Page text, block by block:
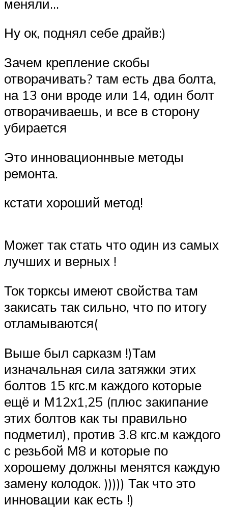
Меню
меняли…
Ну ок, поднял себе драйв:)
Зачем крепление скобы
отворачивать? там есть два болта,
на 13 они вроде или 14, один болт
отворачиваешь, и все в сторону
убирается
Это инновационнвые методы
ремонта.
кстати хороший метод!
Может так стать что один из самых
лучших и верных !
Ток торксы имеют свойства там
закисать так сильно, что по итогу
отламываются(
Выше был сарказм !)Там
изначальная сила затяжки этих
болтов 15 кгс.м каждого которые
ещё и М12х1,25 (плюс закипание
этих болтов как ты правильно
подметил), против 3.8 кгс.м каждого
с резьбой М8 и которые по
хорошему должны менятся каждую
замену колодок. ))))) Так что это
инновации как есть !)